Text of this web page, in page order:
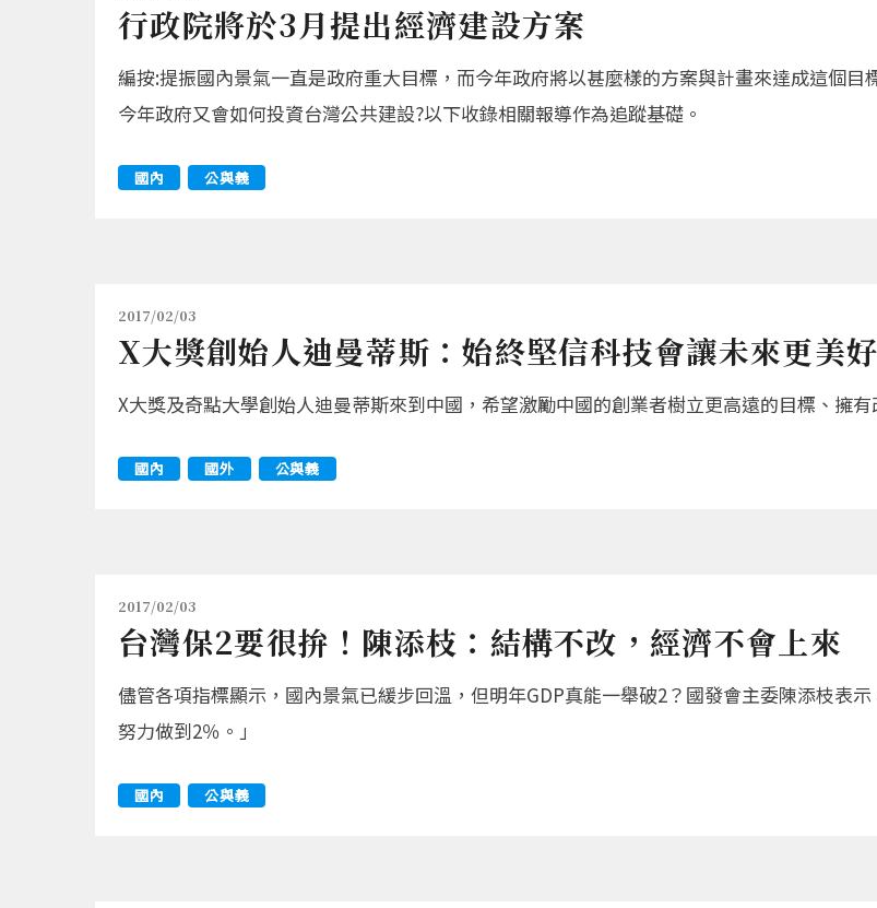
行政院將於3月提出經濟建設方案
編按:提振國內景氣一直是政府重大目標，而今年政府將以甚麼樣的方案與計畫來達成這個
今年政府又會如何投資台灣公共建設?以下收錄相關報導作為追蹤基礎。
國內 公與義
2017/02/03
X大獎創始人迪曼蒂斯：始終堅信科技會讓未來更美好
X大獎及奇點大學創始人迪曼蒂斯來到中國，希望激勵中國的創業者樹立更高遠的目標、擁有
國內 國外 公與義
2017/02/03
台灣保2要很拚！陳添枝：結構不改，經濟不會上來
儘管各項指標顯示，國內景氣已緩步回溫，但明年GDP真能一舉破2？國發會主委陳添枝表
努力做到2％。」
國內 公與義